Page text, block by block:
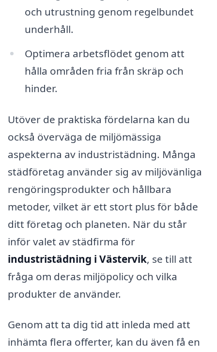
och utrustning genom regelbundet
underhåll.
Optimera arbetsflödet genom att
hålla områden fria från skräp och
hinder.
Utöver de praktiska fördelarna kan du
också överväga de miljömässiga
aspekterna av industristädning. Många
städföretag använder sig av miljövänliga
rengöringsprodukter och hållbara
metoder, vilket är ett stort plus för både
ditt företag och planeten. När du står
inför valet av städfirma för
industristädning i Västervik, se till att
fråga om deras miljöpolicy och vilka
produkter de använder.
Genom att ta dig tid att inleda med att
inhämta flera offerter, kan du även få en